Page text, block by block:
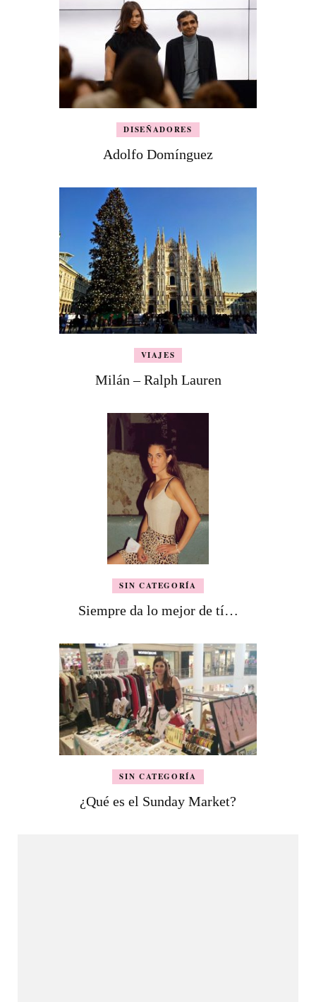
DISEÑADORES
Adolfo Domínguez
VIAJES
Milán – Ralph Lauren
SIN CATEGORÍA
Siempre da lo mejor de tí…
SIN CATEGORÍA
¿Qué es el Sunday Market?